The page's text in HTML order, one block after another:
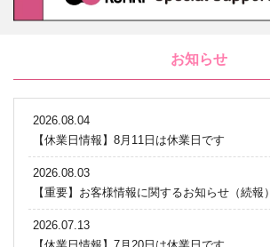
お知らせ
2026.08.04
【休業日情報】8月11日は休業日です
2026.08.03
【重要】お客様情報に関するお知らせ（続報）
2026.07.13